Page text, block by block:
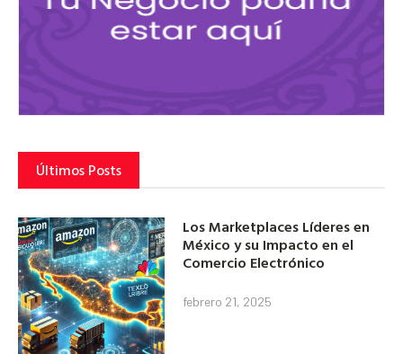
Últimos Posts
Los Marketplaces Líderes en
México y su Impacto en el
Comercio Electrónico
febrero 21, 2025